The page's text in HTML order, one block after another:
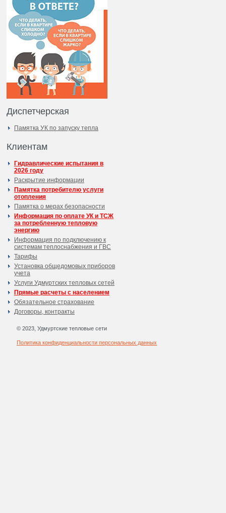
Диспетчерская
Памятка УК по запуску тепла
Клиентам
Гидравлические испытания в
2026 году
Раскрытие информации
Памятка потребителю услуги
отопления
Памятка о мерах безопасности
Информация по оплате УК и ТСЖ
за потребленную тепловую
энергию
Информация по подключению к
системам теплоснабжения и ГВС
Тарифы
Установка общедомовых приборов
учета
Услуги Удмуртских тепловых сетей
Прямые расчеты с населением
Обязательное страхование
Договоры, контракты
© 2023, Удмуртские тепловые сети
Политика конфиденциальности персональных данных